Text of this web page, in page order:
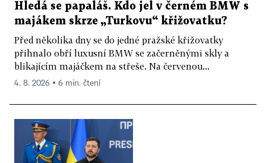
Hledá se papaláš. Kdo jel v černém BMW s
majákem skrze „Turkovu“ křižovatku?
Před několika dny se do jedné pražské křižovatky
přihnalo obří luxusní BMW se začerněnými skly a
blikajícím majáčkem na střeše. Na červenou...
4. 8. 2026 ▪ 6 min. čtení